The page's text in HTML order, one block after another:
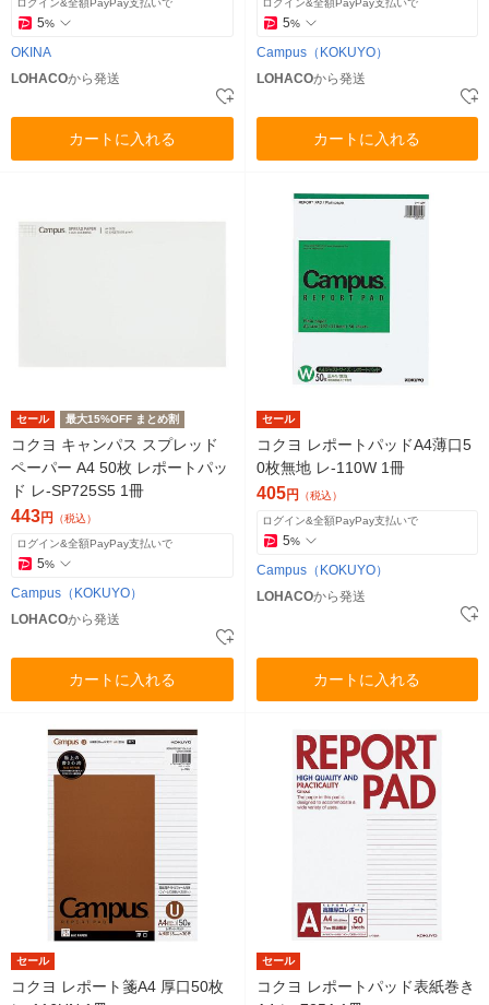
ログイン&全額PayPay支払いで
5%
OKINA
LOHACOから発送
カートに入れる
ログイン&全額PayPay支払いで
5%
Campus（KOKUYO）
LOHACOから発送
カートに入れる
セール 最大15%OFF まとめ割
コクヨ キャンパス スプレッド
ペーパー A4 50枚 レポートパッ
ド レ-SP725S5 1冊
443円 （税込）
ログイン&全額PayPay支払いで
5%
Campus（KOKUYO）
LOHACOから発送
カートに入れる
セール
コクヨ レポートパッドA4薄口5
0枚無地 レ-110W 1冊
405円 （税込）
ログイン&全額PayPay支払いで
5%
Campus（KOKUYO）
LOHACOから発送
カートに入れる
セール
コクヨ レポート箋A4 厚口50枚
セール
コクヨ レポートパッド表紙巻き